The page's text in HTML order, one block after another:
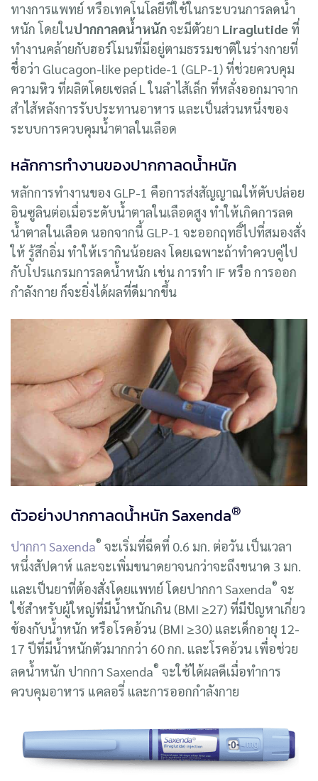
ทางการแพทย์ หรือเทคโนโลยีที่ใช้ในกระบวนการลดน้ำ
หนัก โดยในปากกาลดน้ำหนักจะมีตัวยา Liraglutide ที่
ทำงานคล้ายกับฮอร์โมนที่มีอยู่ตามธรรมชาติในร่างกายที่
ชื่อว่า Glucagon-like peptide-1 (GLP-1) ที่ช่วยควบคุม
ความหิว ที่ผลิตโดยเซลล์ L ในลำไส้เล็ก ที่หลั่งออกมาจาก
สำไส้หลังการรับประทานอาหาร และเป็นส่วนหนึ่งของ
ระบบการควบคุมน้ำตาลในเลือด
หลักการทำงานของปากกาลดน้ำหนัก
หลักการทำงานของ GLP-1 คือการส่งสัญญาณให้ตับปล่อย
อินซูลินต่อเมื่อระดับน้ำตาลในเลือดสูง ทำให้เกิดการลด
น้ำตาลในเลือด นอกจากนี้ GLP-1 จะออกฤทธิ์ไปที่สมองสั่ง
ให้ รู้สึกอิ่ม ทำให้เรากินน้อยลง โดยเฉพาะถ้าทำควบคู่ไป
กับโปรแกรมการลดน้ำหนัก เช่น การทำ IF หรือ การออก
กำลังกาย ก็จะยิ่งได้ผลที่ดีมากขึ้น
ตัวอย่างปากกาลดน้ำหนัก Saxenda®
ปากกา Saxenda® จะเริ่มที่ฉีดที่ 0.6 มก. ต่อวัน เป็นเวลา
หนึ่งสัปดาห์ และจะเพิ่มขนาดยาจนกว่าจะถึงขนาด 3 มก.
และเป็นยาที่ต้องสั่งโดยแพทย์ โดยปากกา Saxenda® จะ
ใช้สำหรับผู้ใหญ่ที่มีน้ําหนักเกิน (BMI ≥27) ที่มีปัญหาเกี่ยว
ข้องกับน้ําหนัก หรือโรคอ้วน (BMI ≥30) และเด็กอายุ 12-
17 ปีที่มีน้ําหนักตัวมากกว่า 60 กก. และโรคอ้วน เพื่อช่วย
ลดน้ําหนัก ปากกา Saxenda® จะใช้ได้ผลดีเมื่อทำการ
ควบคุมอาหาร แคลอรี่ และการออกกําลังกาย